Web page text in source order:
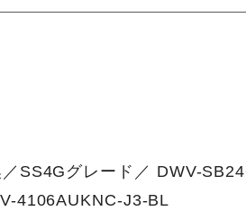
SS4Gグレード／ DWV-
4106AUKNC-J3-BL